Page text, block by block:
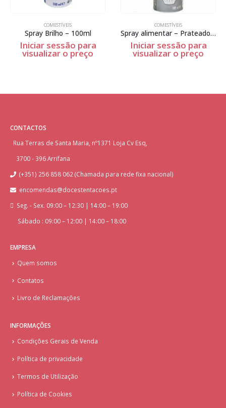
COMESTÍVEIS
Spray Brilho – 100ml
Iniciar sessão para
visualizar o preço
COMESTÍVEIS
Spray alimentar – Prateado – 100ml
Iniciar sessão para
visualizar o preço
CONTACTOS
Rua Terras de Santa Maria, nº1371 Loja Cv Esq,
3700 - 396 Arrifana
(+351) 256 858 062 (Chamada para rede fixa nacional)
encomendas@docestentacoes.pt
Seg. - Sex. 09:00 – 12:30 | 14:00 – 19:00
Sábado : 09:00 – 12:00 | 14:00 – 18:00
EMPRESA
Quem somos
Contatos
Livro de Reclamações
INFORMAÇÕES
Condições Gerais de Venda
Política de privacidade
Termos de Utilização
Política de Cookies